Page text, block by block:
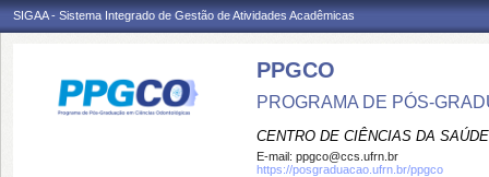
SIGAA - Sistema Integrado de Gestão de Atividades Acadêmicas
PPGCO
PROGRAMA DE PÓS-
CENTRO DE CIÊNCIAS DA SAÚDE
E-mail: ppgco@ccs.ufrn.br
https://posgraduacao.ufrn.br/ppgco